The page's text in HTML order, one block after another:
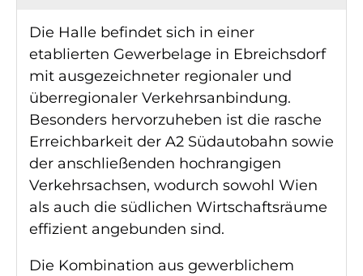
Die Halle befindet sich in einer
etablierten Gewerbelage in Ebreichsdorf
mit ausgezeichneter regionaler und
überregionaler Verkehrsanbindung.
Besonders hervorzuheben ist die rasche
Erreichbarkeit der A2 Südautobahn sowie
der anschließenden hochrangigen
Verkehrsachsen, wodurch sowohl Wien
als auch die südlichen Wirtschaftsräume
effizient angebunden sind.
Die Kombination aus gewerblichem